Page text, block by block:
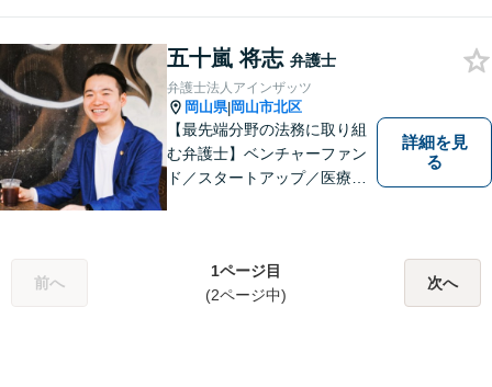
い！
五十嵐 将志 弁護士
弁護士法人アインザッツ
岡山県|岡山市北区
【最先端分野の法務に取り組
む弁護士】ベンチャーファン
ド／スタートアップ／医療介
に積極的に取り組みます。少
数の案件に集中し、「迅速対
詳細を見
る
前へ
1ページ目
(2ページ中)
次へ